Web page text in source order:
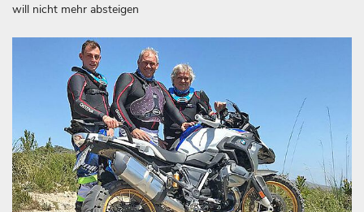
will nicht mehr absteigen